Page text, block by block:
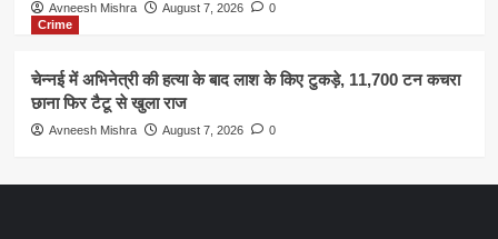
Avneesh Mishra August 7, 2026
0
Crime
चेन्नई में अभिनेत्री की हत्या के बाद लाश के किए टुकड़े, 11,700 टन कचरा
छाना फिर टैटू से खुला राज
Avneesh Mishra August 7, 2026 0